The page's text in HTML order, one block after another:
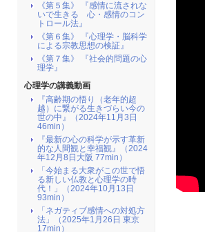
《第５集》 『感情に流されな
いで生きる 心・感情のコン
トロール法』
《第６集》 『心理学・脳科学
による宗教思想の検証』
《第７集》 『社会的問題の心
理学』
心理学の講義動画
『高齢期の悟り（老年的超
越）に繋がる生きづらい今の
世の中』（2024年11月3日
46min）
『最新の心の科学が示す革新
的な人間観と幸福観』（2024
年12月8日大阪 77min）
「今始まる大衆がこの世で悟
る新しい仏教と心理学の時
代！」（2024年10月13日
93min）
「ネガティブ感情への対処方
法」（2025年1月26日 東京
17min）